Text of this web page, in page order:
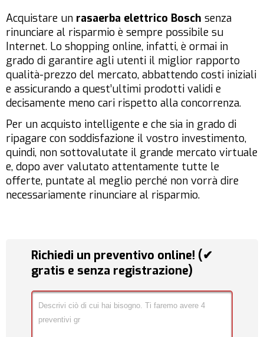
Acquistare un rasaerba elettrico Bosch senza
rinunciare al risparmio è sempre possibile su
Internet. Lo shopping online, infatti, è ormai in
grado di garantire agli utenti il miglior rapporto
qualità-prezzo del mercato, abbattendo costi iniziali
e assicurando a quest’ultimi prodotti validi e
decisamente meno cari rispetto alla concorrenza.
Per un acquisto intelligente e che sia in grado di
ripagare con soddisfazione il vostro investimento,
quindi, non sottovalutate il grande mercato virtuale
e, dopo aver valutato attentamente tutte le
offerte, puntate al meglio perché non vorrà dire
necessariamente rinunciare al risparmio.
Richiedi un preventivo online! (✔
gratis e senza registrazione)